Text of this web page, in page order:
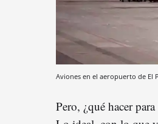
Aviones en el aeropuerto de El
Pero, ¿qué hacer